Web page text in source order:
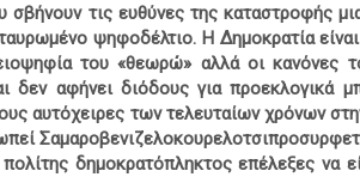
σβήνουν τις ευθύνες της καταστροφής
ψηφοδέλτιο. Η Δημοκρατία
του «θεωρώ» αλλά οι κανόνες
δεν αφήνει διόδους για προεκλογικά
αυτόχειρες των τελευταίων χρόνων
δημοκρατόπληκτος επέλεξες να